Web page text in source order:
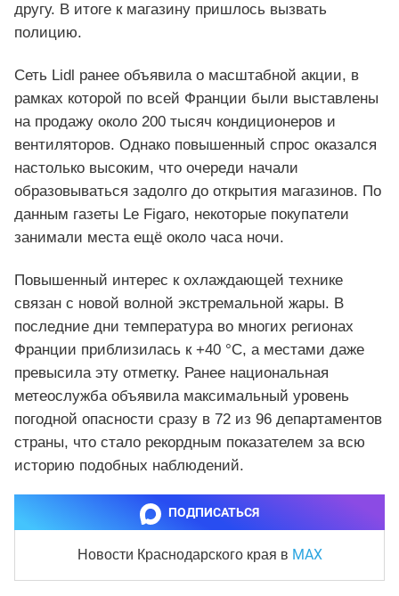
другу. В итоге к магазину пришлось вызвать
полицию.
Сеть Lidl ранее объявила о масштабной акции, в
рамках которой по всей Франции были выставлены
на продажу около 200 тысяч кондиционеров и
вентиляторов. Однако повышенный спрос оказался
настолько высоким, что очереди начали
образовываться задолго до открытия магазинов. По
данным газеты Le Figaro, некоторые покупатели
занимали места ещё около часа ночи.
Повышенный интерес к охлаждающей технике
связан с новой волной экстремальной жары. В
последние дни температура во многих регионах
Франции приблизилась к +40 °C, а местами даже
превысила эту отметку. Ранее национальная
метеослужба объявила максимальный уровень
погодной опасности сразу в 72 из 96 департаментов
страны, что стало рекордным показателем за всю
историю подобных наблюдений.
ПОДПИСАТЬСЯ
Новости Краснодарского края в MAX